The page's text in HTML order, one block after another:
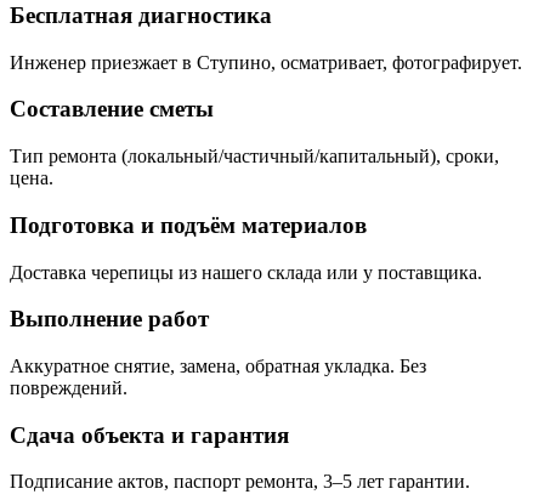
Бесплатная диагностика
Инженер приезжает в Ступино, осматривает, фотографирует.
Составление сметы
Тип ремонта (локальный/частичный/капитальный), сроки,
цена.
Подготовка и подъём материалов
Доставка черепицы из нашего склада или у поставщика.
Выполнение работ
Аккуратное снятие, замена, обратная укладка. Без
повреждений.
Сдача объекта и гарантия
Подписание актов, паспорт ремонта, 3–5 лет гарантии.